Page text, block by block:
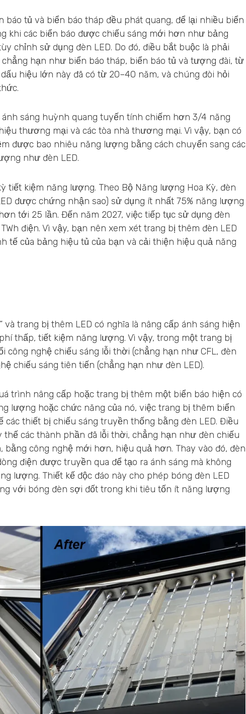
tủ và biển báo tháp đều phát quang, để lại nhiều biển
khi các biển báo được chiếu sáng mới hơn như bảng
chỉnh sử dụng đèn LED. Do đó, điều bắt buộc là phải
hạn như biển báo tháp, biển báo tủ và tượng đài, từ
hiệu lớn này đã có từ 20–40 năm, và chúng đòi hỏi
ánh sáng huỳnh quang tuyến tính chiếm hơn 3/4 năng
thương mại và các tòa nhà thương mại. Vì vậy, bạn có
được bao nhiêu năng lượng bằng cách chuyển sang các
như đèn LED.
tiết kiệm năng lượng. Theo Bộ Năng lượng Hoa Kỳ, đèn
được chứng nhận sao) sử dụng ít nhất 75% năng lượng
tới 25 lần. Đến năm 2027, việc tiếp tục sử dụng đèn
điện. Vì vậy, bạn nên xem xét trang bị thêm đèn LED
tế của bảng hiệu tủ của bạn và cải thiện hiệu quả năng
và trang bị thêm LED có nghĩa là nâng cấp ánh sáng hiện
thấp, tiết kiệm năng lượng. Vì vậy, trong một trang bị
công nghệ chiếu sáng lỗi thời (chẳng hạn như CFL, đèn
chiếu sáng tiên tiến (chẳng hạn như đèn LED).
trình nâng cấp hoặc trang bị thêm một biển báo hiện có
lượng hoặc chức năng của nó, việc trang bị thêm biển
các thiết bị chiếu sáng truyền thống bằng đèn LED. Điều
các thành phần đã lỗi thời, chẳng hạn như đèn chiếu
bằng công nghệ mới hơn, hiệu quả hơn. Thay vào đó, đèn
điện được truyền qua để tạo ra ánh sáng mà không
lượng. Thiết kế độc đáo này cho phép bóng đèn LED
với bóng đèn sợi đốt trong khi tiêu tốn ít năng lượng